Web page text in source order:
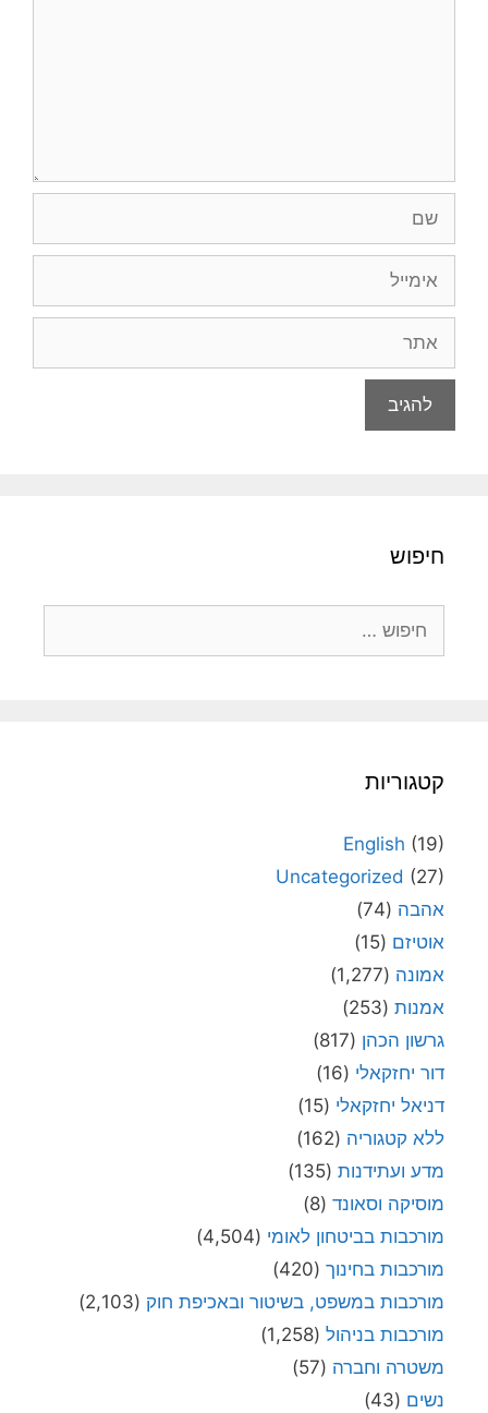
חיפוש
קטגוריות
English (19)
Uncategorized (27)
אהבה (74)
אוטיזם (15)
אמונה (1,277)
אמנות (253)
גרשון הכהן (817)
דור יחזקאלי (16)
דניאל יחזקאלי (15)
ללא קטגוריה (162)
מדע ועתידנות (135)
מוסיקה וסאונד (8)
מורכבות בביטחון לאומי (4,504)
מורכבות בחינוך (420)
מורכבות במשפט, בשיטור ובאכיפת חוק (2,103)
מורכבות בניהול (1,258)
משטרה וחברה (57)
נשים (43)